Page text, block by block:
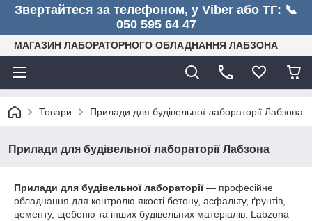
Звертайтеся за телефоном, у Viber або ТГ: 📞
050 595 64 47
МАГАЗИН ЛАБОРАТОРНОГО ОБЛАДНАННЯ ЛАБЗОНА
Товари Прилади для будівельної лабораторії Лабзона
Прилади для будівельної лабораторії Лабзона
Прилади для будівельної лабораторії— професійне
обладнання для контролю якості бетону, асфальту, ґрунтів,
цементу, щебеню та інших будівельних матеріалів. Labzona